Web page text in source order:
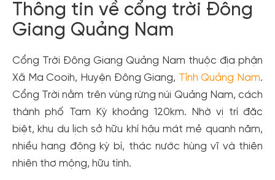
Thông tin về cổng trời Đông
Giang Quảng Nam
Cổng Trời Đông Giang Quảng Nam thuộc địa phận
Xã Ma Cooih, Huyện Đông Giang, Tỉnh Quảng Nam.
Cổng Trời nằm trên vùng rừng núi Quảng Nam, cách
thành phố Tam Kỳ khoảng 120km. Nhờ vị trí đặc
biệt, khu du lịch sở hữu khí hậu mát mẻ quanh năm,
nhiều hang động kỳ bí, thác nước hùng vĩ và thiên
nhiên thơ mộng, hữu tình.